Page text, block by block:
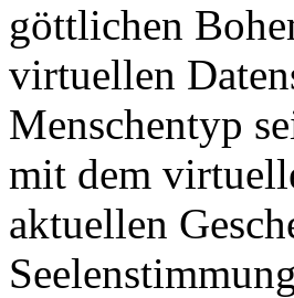
göttlichen
virtuellen
Menschentyp
mit dem
aktuellen